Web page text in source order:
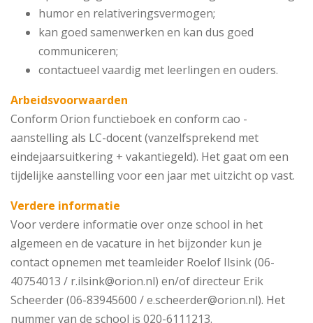
humor en relativeringsvermogen;
kan goed samenwerken en kan dus goed
communiceren;
contactueel vaardig met leerlingen en ouders.
Arbeidsvoorwaarden
Conform Orion functieboek en conform cao -
aanstelling als LC-docent (vanzelfsprekend met
eindejaarsuitkering + vakantiegeld). Het gaat om een
tijdelijke aanstelling voor een jaar met uitzicht op vast.
Verdere informatie
Voor verdere informatie over onze school in het
algemeen en de vacature in het bijzonder kun je
contact opnemen met teamleider Roelof Ilsink (06-
40754013 / r.ilsink@orion.nl) en/of directeur Erik
Scheerder (06-83945600 / e.scheerder@orion.nl). Het
nummer van de school is 020-6111213.